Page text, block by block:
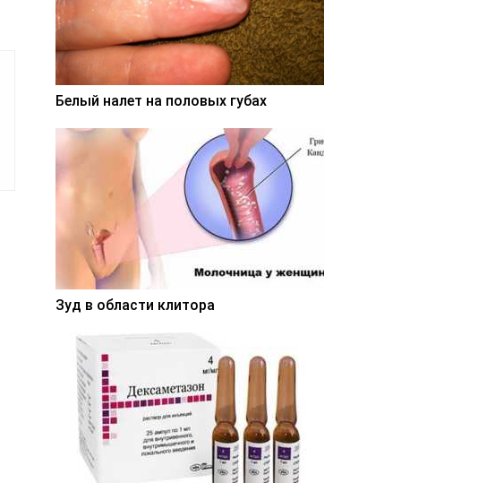
Белый налет на половых губах
Зуд в области клитора